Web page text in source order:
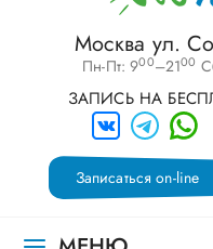
Москва ул.
Пн-Пт: 900–2100
ЗАПИСЬ НА
Записаться on-line